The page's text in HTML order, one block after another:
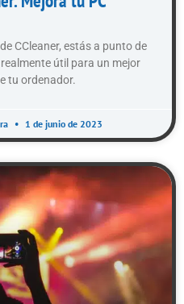
CCleaner, estás a punto de
útil para un mejor
tu ordenador.
1 de junio de 2023